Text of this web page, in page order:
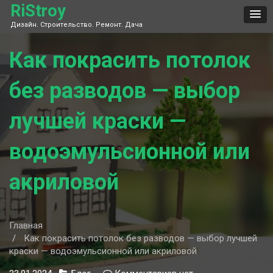
Skip
content
RiStroy
Дизайн. Строительство. Ремонт. Дача
Как покрасить потолок
без разводов — выбор
лучшей краски —
водоэмульсионной или
акриловой
Главная
Как покрасить потолок без разводов — выбор лучшей
краски — водоэмульсионной или акриловой